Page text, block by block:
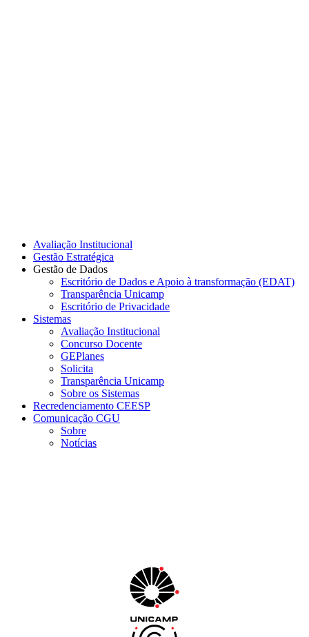
Avaliação Institucional
Gestão Estratégica
Gestão de Dados
Escritório de Dados e Apoio à transformação (EDAT)
Transparência Unicamp
Escritório de Privacidade
Sistemas
Avaliação Institucional
Concurso Docente
GEPlanes
Solicita
Transparência Unicamp
Sobre os Sistemas
Recredenciamento CEESP
Comunicação CGU
Sobre
Notícias